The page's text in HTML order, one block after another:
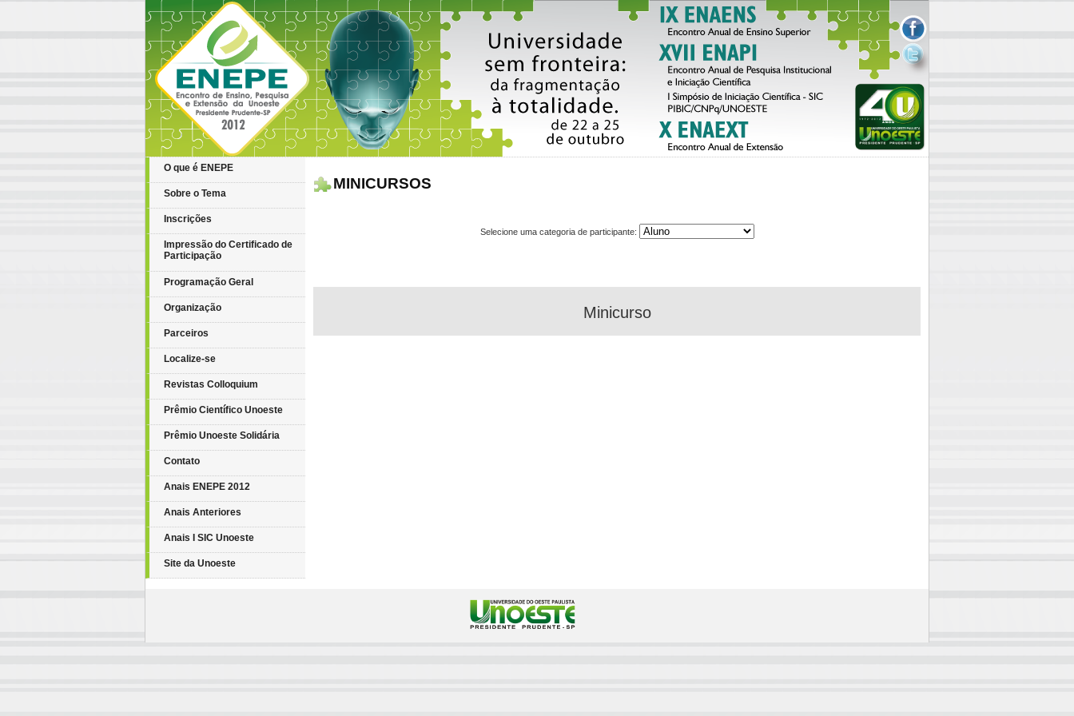
O que é ENEPE
Sobre o Tema
Inscrições
Impressão do Certificado de
Participação
Programação Geral
Organização
Parceiros
Localize-se
Revistas Colloquium
Prêmio Científico Unoeste
Prêmio Unoeste Solidária
Contato
Anais ENEPE 2012
Anais Anteriores
Anais I SIC Unoeste
Site da Unoeste
MINICURSOS